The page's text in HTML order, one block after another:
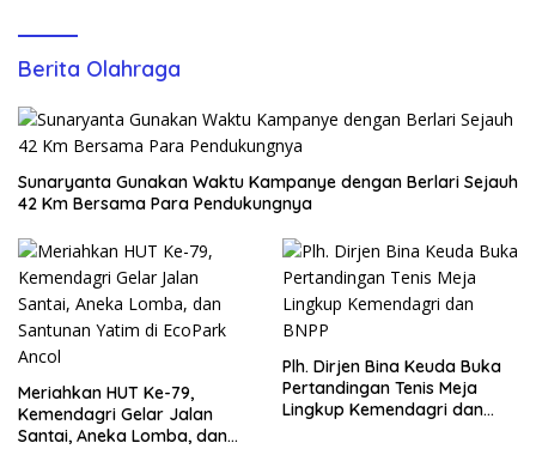
Berita Olahraga
Sunaryanta Gunakan Waktu Kampanye dengan Berlari Sejauh
42 Km Bersama Para Pendukungnya
Meriahkan HUT Ke-79,
Kemendagri Gelar Jalan
Santai, Aneka Lomba, dan
Plh. Dirjen Bina Keuda Buka
Pertandingan Tenis Meja
Lingkup Kemendagri dan